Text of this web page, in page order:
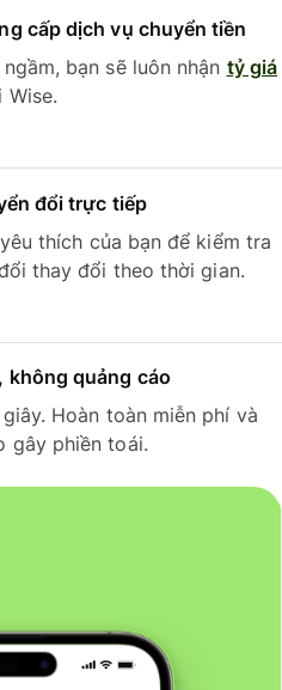
cấp dịch vụ chuyển tiền
bạn sẽ luôn nhận tỷ giá
Wise.
đổi trực tiếp
thích của bạn để kiểm tra
thay đổi theo thời gian.
không quảng cáo
Hoàn toàn miễn phí và
gây phiền toái.